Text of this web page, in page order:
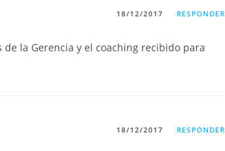
18/12/2017 RESPONDER
la Gerencia y el coaching recibido para
18/12/2017 RESPONDER